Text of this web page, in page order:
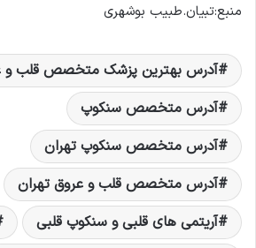
منبع:تبیان.طبیب بوشهری
آدرس بهترین پزشک متخصص قلب و
آدرس متخصص سنکوپ
آدرس متخصص سنکوپ تهران
آدرس متخصص قلب و عروق تهران
آریتمی های قلبی و سنکوپ قلبی